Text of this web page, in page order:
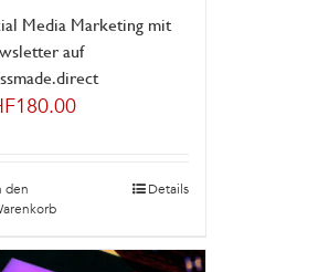
Media Marketing mit
auf
180.00
den
Details